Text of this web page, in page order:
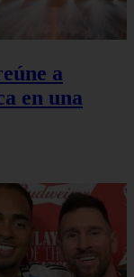
a
en una